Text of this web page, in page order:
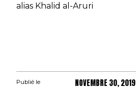
alias Khalid al-Aruri
Publié le NOVEMBRE 30, 2019